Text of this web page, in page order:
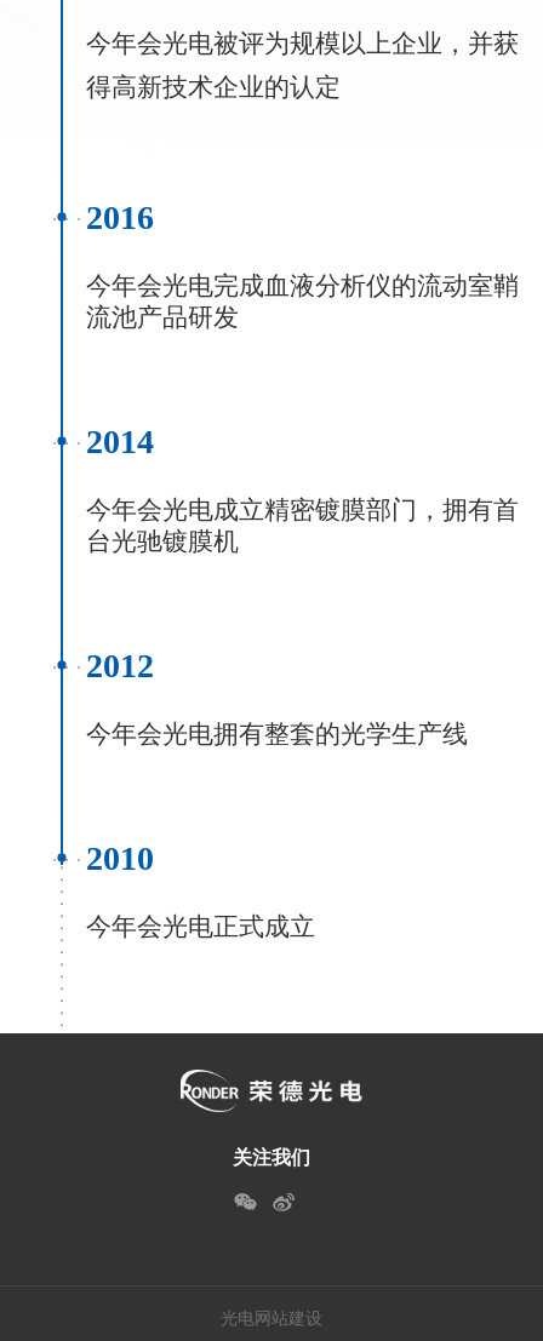
今年会光电被评为规模以上企业，并获
得高新技术企业的认定
2016
今年会光电完成血液分析仪的流动室鞘
流池产品研发
2014
今年会光电成立精密镀膜部门，拥有首
台光驰镀膜机
2012
今年会光电拥有整套的光学生产线
2010
今年会光电正式成立
关注我们
光电网站建设